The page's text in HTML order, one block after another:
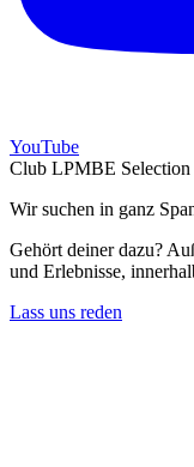
YouTube
Club LPMBE Selection
Wir suchen in ganz
Gehört deiner dazu?
und Erlebnisse,
Lass uns reden